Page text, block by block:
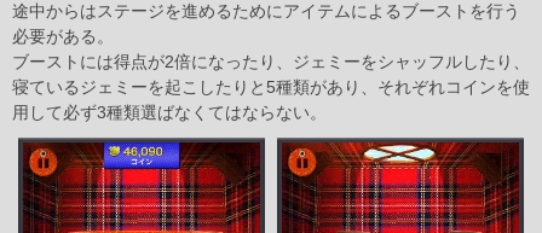
途中からはステージを進めるためにアイテムによるブーストを行う
必要がある。
ブーストには得点が2倍になったり、ジェミーをシャッフルしたり、
寝ているジェミーを起こしたりと5種類があり、それぞれコインを使
用して必ず3種類選ばなくてはならない。